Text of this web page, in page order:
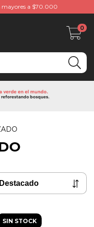
mayores a $70.000
0
SIN STOCK